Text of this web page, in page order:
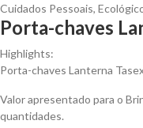
Cuidados Pessoais,
Porta-chaves
Highlights:
Porta-chaves Lanterna
Valor apresentado para o
quantidades.